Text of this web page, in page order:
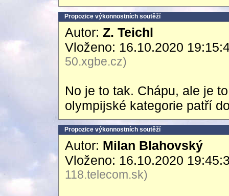
Propozice výkonnostních soutěží
Autor: Z. Teichl
Vloženo: 16.10.2020
50.xgbe.cz)
No je to tak. Chápu, ale je
olympijské kategorie patří
Propozice výkonnostních soutěží
Autor: Milan Blahovský
Vloženo: 16.10.2020
118.telecom.sk)